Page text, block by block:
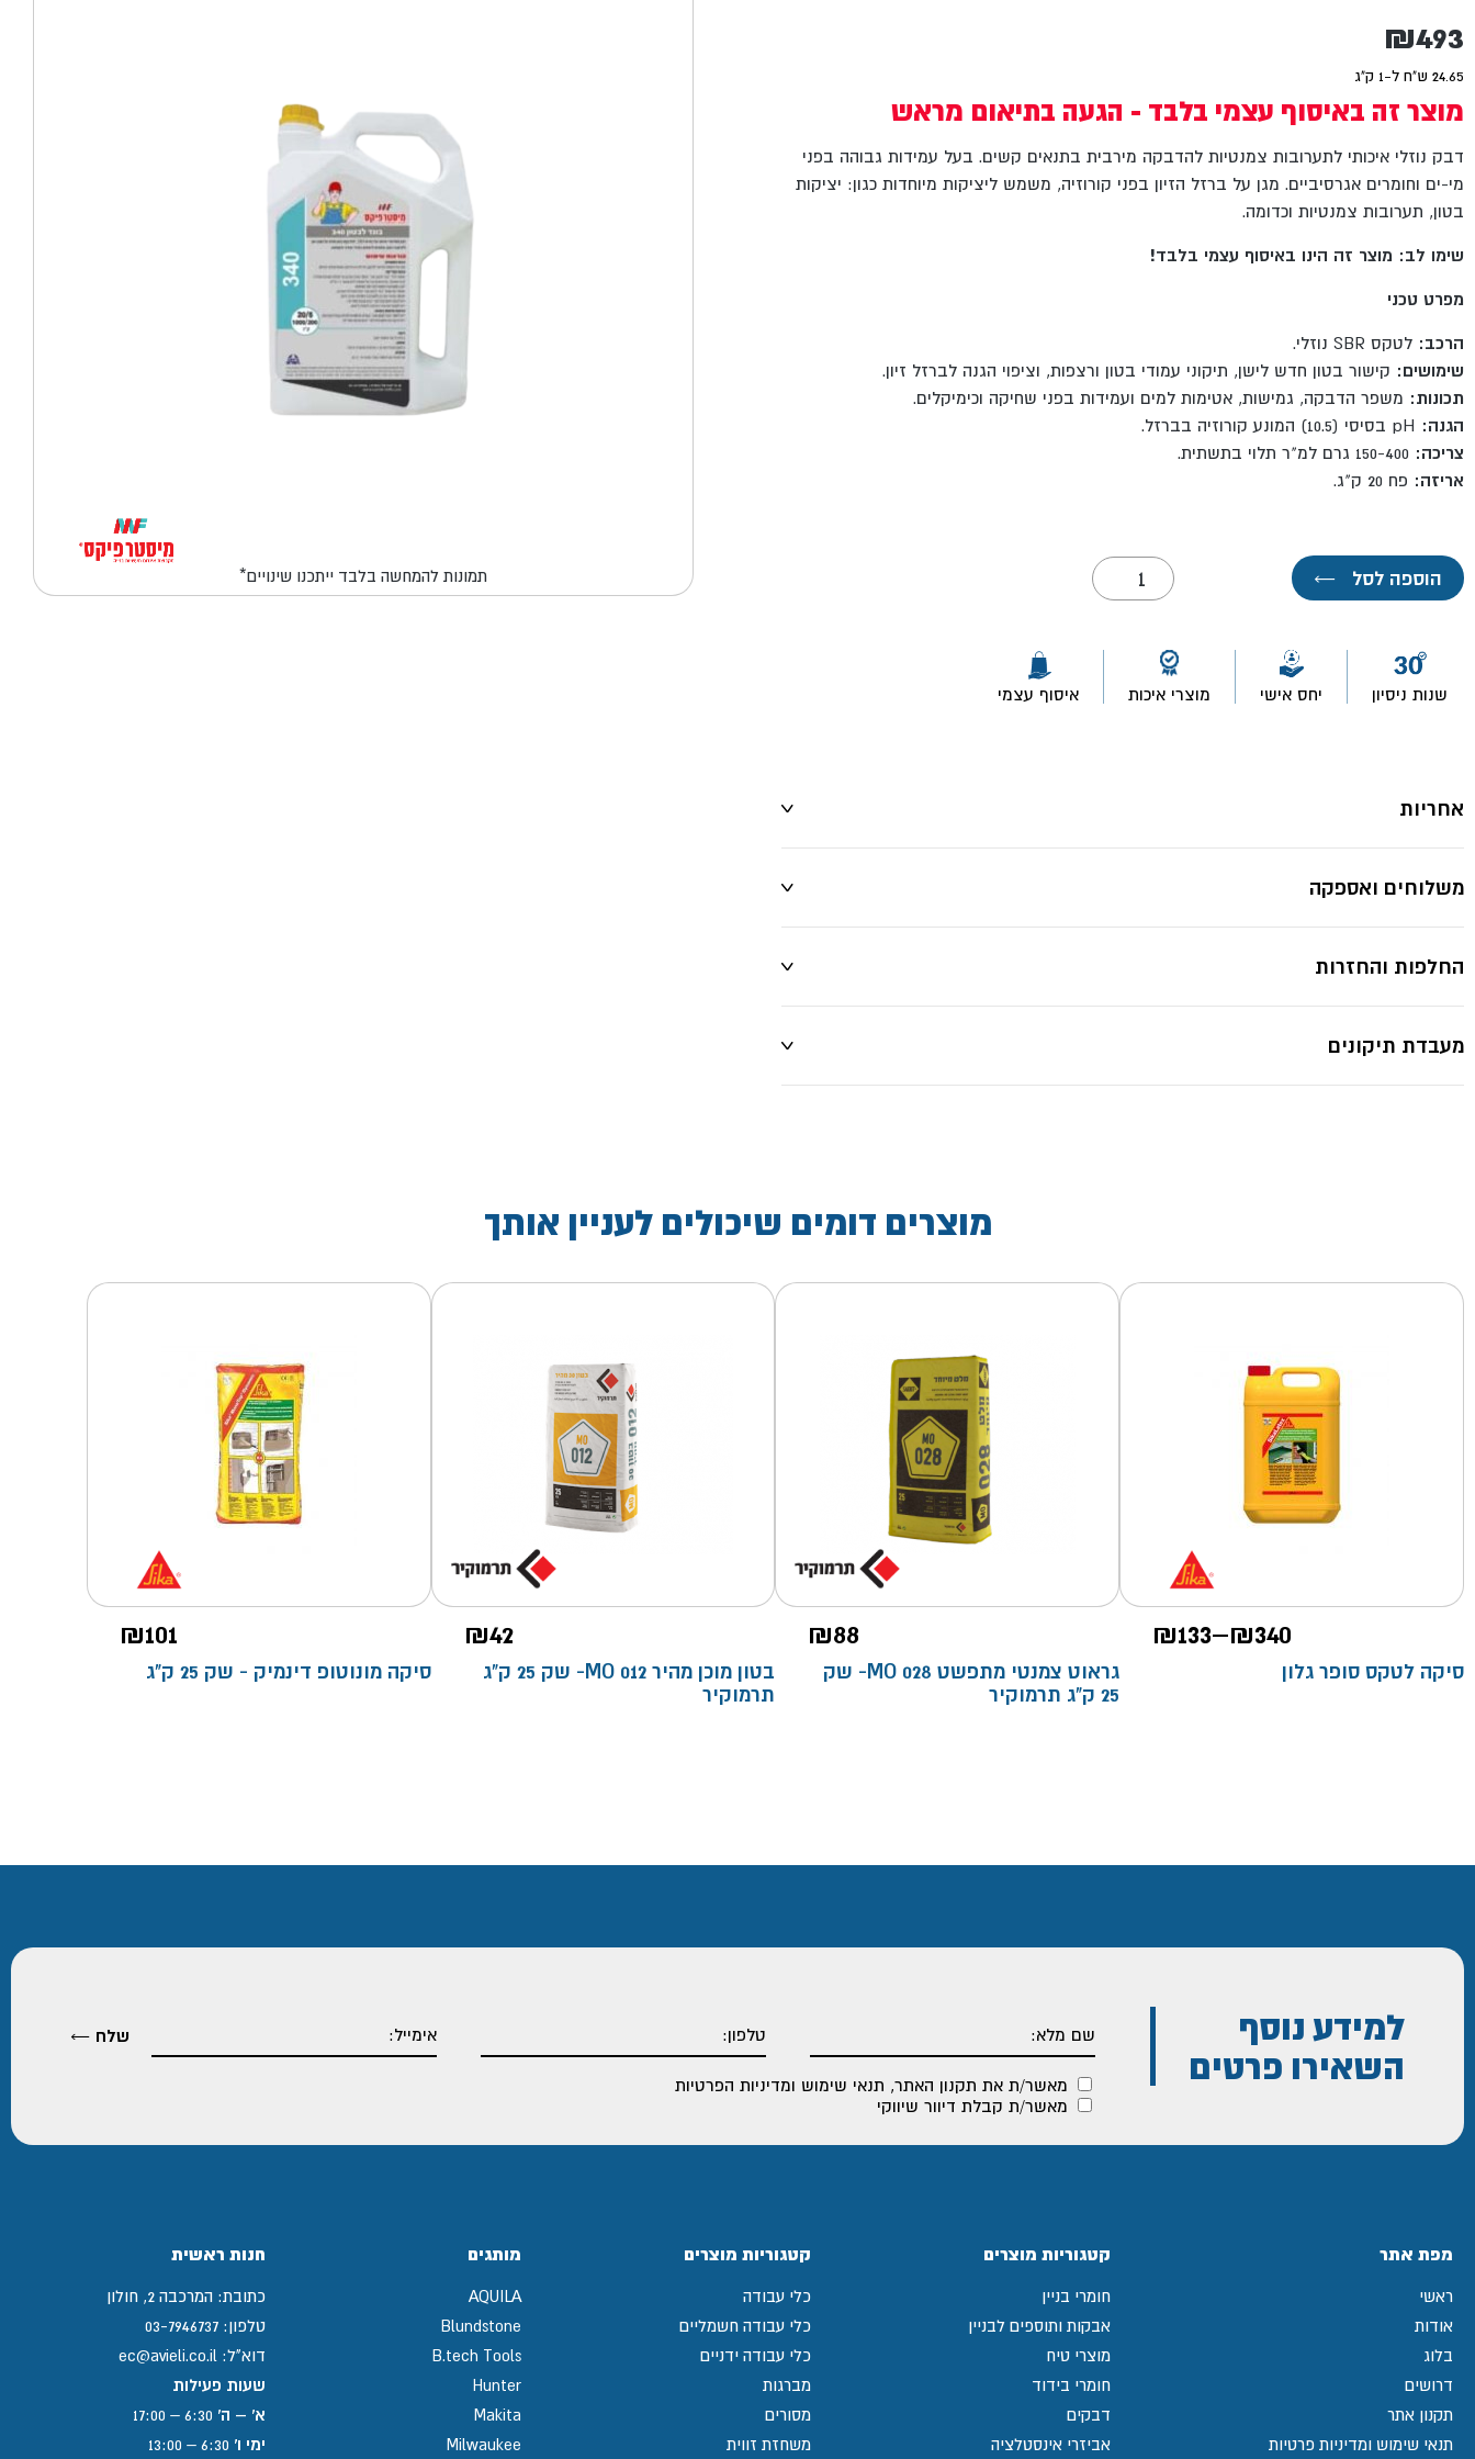
₪493
24.65 ש"ח ל-1 ק"ג
מוצר זה באיסוף עצמי בלבד - הגעה בתיאום מראש
דבק נוזלי איכותי לתערובות צמנטיות להדבקה מירבית בתנאים קשים. בעל עמידות גבוהה בפני
מי-ים וחומרים אגרסיביים. מגן על ברזל הזיון בפני קורוזיה, משמש ליציקות מיוחדות כגון: יציקות
בטון, תערובות צמנטיות וכדומה.
שימו לב: מוצר זה הינו באיסוף עצמי בלבד!
מפרט טכני
הרכב: לטקס SBR נוזלי.
שימושים: קישור בטון חדש לישן, תיקוני עמודי בטון ורצפות, וציפוי הגנה לברזל זיון.
תכונות: משפר הדבקה, גמישות, אטימות למים ועמידות בפני שחיקה וכימיקלים.
הגנה:
צריכה:
אריזה: פח 20 ק"ג.
הוספה לסל ←
כמות
של
בונד
ק"ג
פיקס
שנות ניסיון יחס אישי מוצרי איכות איסוף עצמי
אחריות
משלוחים ואספקה
החלפות והחזרות
מעבדת תיקונים
*תמונות להמחשה בלבד ייתכנו שינויים
מוצרים דומים שיכולים לעניין אותך
₪133–₪340
מחירים:
⁦₪133⁩
סיקה לטקס סופר גלון
₪88
גראוט צמנטי מתפשט MO 028- שק
25 ק"ג תרמוקיר
₪42
בטון מוכן מהיר MO 012- שק 25 ק"ג
תרמוקיר
₪101
סיקה מונוטופ דינמיק - שק 25 ק"ג
למידע נוסף
השאירו פרטים
מאשר/ת את תקנון האתר, תנאי שימוש ומדיניות הפרטיות
מאשר/ת קבלת דיוור שיווקי
מפת אתר
ראשי
אודות
בלוג
דרושים
תקנון אתר
תנאי שימוש ומדיניות פרטיות
קטגוריות מוצרים
חומרי בניין
אבקות ותוספים לבניין
מוצרי טיח
חומרי בידוד
דבקים
אביזרי אינסטלציה
קטגוריות מוצרים
כלי עבודה
כלי עבודה חשמליים
כלי עבודה ידניים
מברגות
מסורים
משחזת זווית
מותגים
AQUILA
Blundstone
B.tech Tools
Hunter
Makita
Milwaukee
חנות ראשית
כתובת: המרכבה 2, חולון
טלפון: 03-7946737
דוא"ל: ec@avieli.co.il
שעות פעילות
א' – ה'
ימי ו'